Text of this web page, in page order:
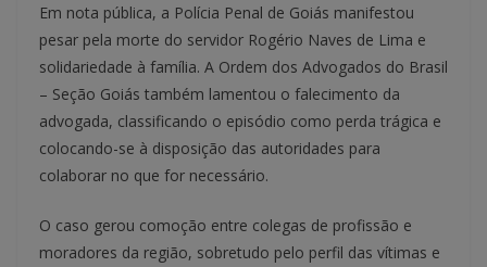
Em nota pública, a Polícia Penal de Goiás manifestou
pesar pela morte do servidor Rogério Naves de Lima e
solidariedade à família. A Ordem dos Advogados do Brasil
– Seção Goiás também lamentou o falecimento da
advogada, classificando o episódio como perda trágica e
colocando-se à disposição das autoridades para
colaborar no que for necessário.
O caso gerou comoção entre colegas de profissão e
moradores da região, sobretudo pelo perfil das vítimas e